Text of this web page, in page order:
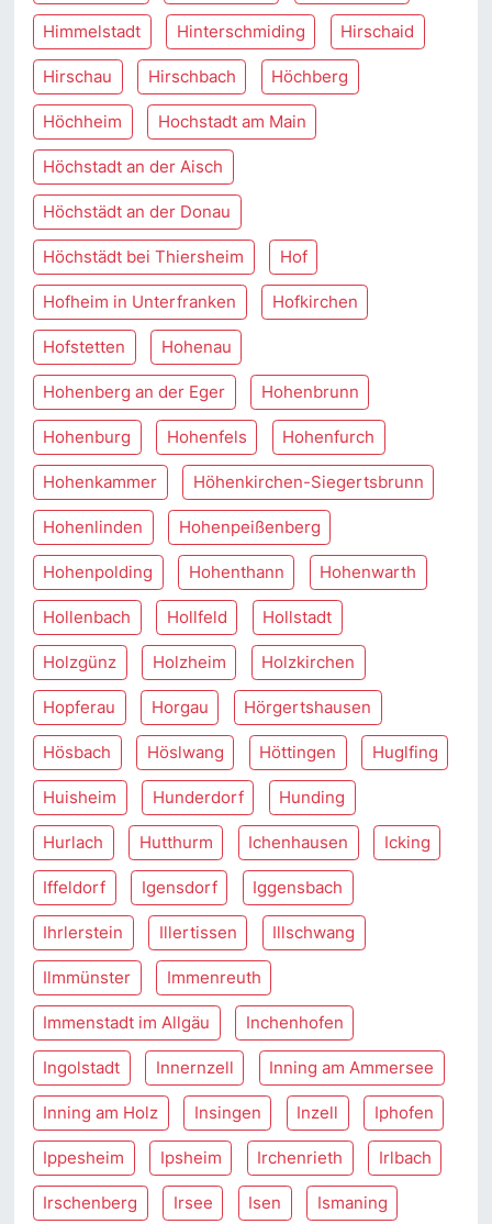
Himmelstadt Hinterschmiding Hirschaid
Hirschau Hirschbach Höchberg
Höchheim Hochstadt am Main
Höchstadt an der Aisch
Höchstädt an der Donau
Höchstädt bei Thiersheim Hof
Hofheim in Unterfranken Hofkirchen
Hofstetten Hohenau
Hohenberg an der Eger Hohenbrunn
Hohenburg Hohenfels Hohenfurch
Hohenkammer Höhenkirchen-Siegertsbrunn
Hohenlinden Hohenpeißenberg
Hohenpolding Hohenthann Hohenwarth
Hollenbach Hollfeld Hollstadt
Holzgünz Holzheim Holzkirchen
Hopferau Horgau Hörgertshausen
Hösbach Höslwang Höttingen Huglfing
Huisheim Hunderdorf Hunding
Hurlach Hutthurm Ichenhausen Icking
Iffeldorf Igensdorf Iggensbach
Ihrlerstein Illertissen Illschwang
Ilmmünster Immenreuth
Immenstadt im Allgäu Inchenhofen
Ingolstadt Innernzell Inning am Ammersee
Inning am Holz Insingen Inzell Iphofen
Ippesheim Ipsheim Irchenrieth Irlbach
Irschenberg Irsee Isen Ismaning